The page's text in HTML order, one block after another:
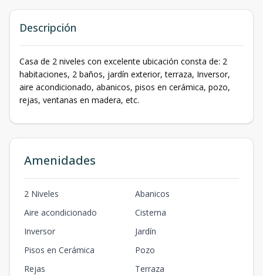
Descripción
Casa de 2 niveles con excelente ubicación consta de: 2
habitaciones, 2 baños, jardín exterior, terraza, Inversor,
aire acondicionado, abanicos, pisos en cerámica, pozo,
rejas, ventanas en madera, etc.
Amenidades
2 Niveles
Abanicos
Aire acondicionado
Cisterna
Inversor
Jardín
Pisos en Cerámica
Pozo
Rejas
Terraza